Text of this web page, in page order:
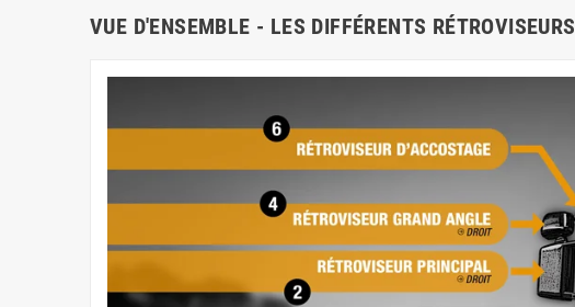
VUE D'ENSEMBLE - LES DIFFÉRENTS RÉTROVISEURS